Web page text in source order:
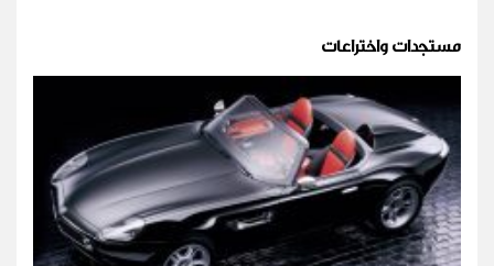
مستجدات واختراعات